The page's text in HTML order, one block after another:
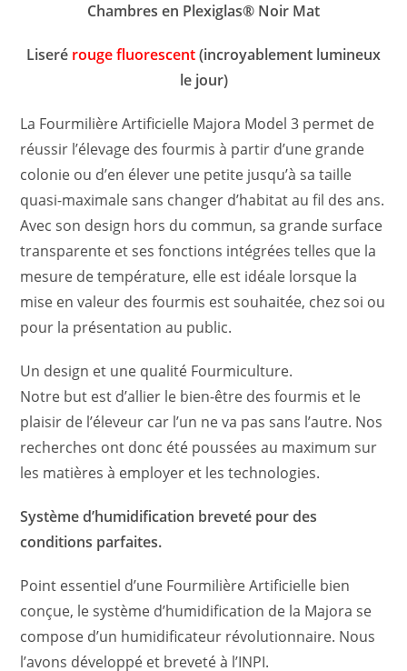
Chambres en Plexiglas® Noir Mat
Liseré rouge fluorescent(incroyablement lumineux
le jour)
La Fourmilière Artificielle Majora Model 3 permet de
réussir l’élevage des fourmis à partir d’une grande
colonie ou d’en élever une petite jusqu’à sa taille
quasi-maximale sans changer d’habitat au fil des ans.
Avec son design hors du commun, sa grande surface
transparente et ses fonctions intégrées telles que la
mesure de température, elle est idéale lorsque la
mise en valeur des fourmis est souhaitée, chez soi ou
pour la présentation au public.
Un design et une qualité Fourmiculture.
Notre but est d’allier le bien-être des fourmis et le
plaisir de l’éleveur car l’un ne va pas sans l’autre. Nos
recherches ont donc été poussées au maximum sur
les matières à employer et les technologies.
Système d’humidification breveté pour des
conditions parfaites.
Point essentiel d’une Fourmilière Artificielle bien
conçue, le système d’humidification de la Majora se
compose d’un humidificateur révolutionnaire. Nous
l’avons développé et breveté à l’INPI.